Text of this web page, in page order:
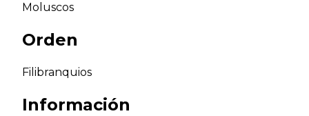
Moluscos
Orden
Filibranquios
Información